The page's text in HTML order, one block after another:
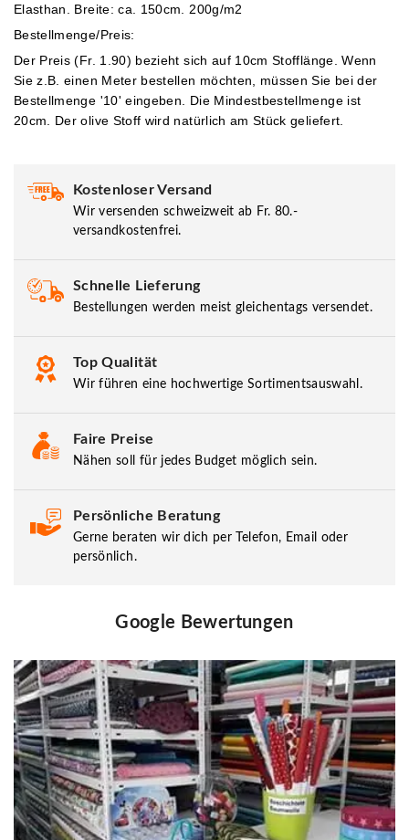
Elasthan. Breite: ca. 150cm. 200g/m2
Bestellmenge/Preis:
Der Preis (Fr. 1.90) bezieht sich auf 10cm Stofflänge. Wenn
Sie z.B. einen Meter bestellen möchten, müssen Sie bei der
Bestellmenge '10' eingeben. Die Mindestbestellmenge ist
20cm. Der olive Stoff wird natürlich am Stück geliefert.
Kostenloser Versand
Wir versenden schweizweit ab Fr. 80.-
versandkostenfrei.
Schnelle Lieferung
Bestellungen werden meist gleichentags versendet.
Top Qualität
Wir führen eine hochwertige Sortimentsauswahl.
Faire Preise
Nähen soll für jedes Budget möglich sein.
Persönliche Beratung
Gerne beraten wir dich per Telefon, Email oder
persönlich.
Google Bewertungen